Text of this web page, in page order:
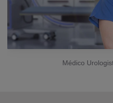
Médico